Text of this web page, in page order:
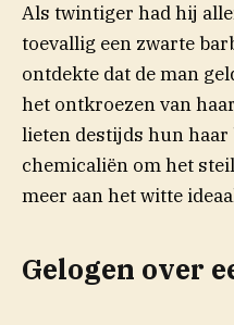
Als twintiger had hij
toevallig een zwarte
ontdekte dat de man
het ontkroezen van
lieten destijds hun
chemicaliën om het
meer aan het witte
Gelogen over